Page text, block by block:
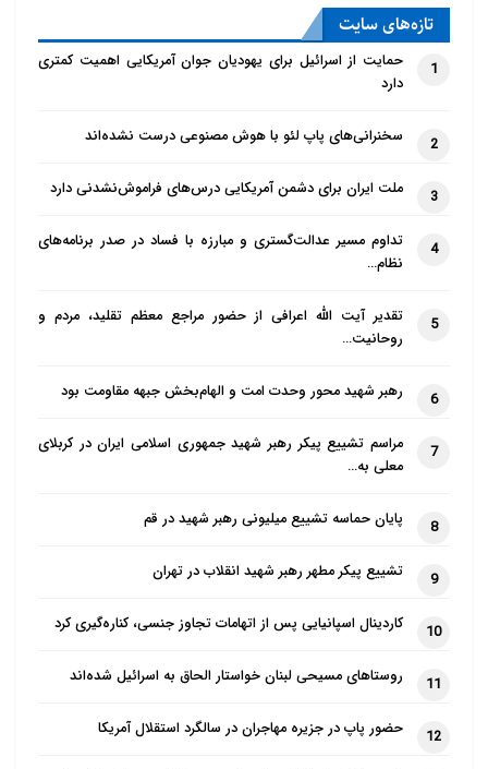
تازه‌‌های سایت
1
حمایت از اسرائیل برای یهودیان جوان آمریکایی اهمیت کمتری
دارد
2 سخنرانی‌های پاپ لئو با هوش مصنوعی درست نشده‌اند
3 ملت ایران برای دشمن آمریکایی درس‌های فراموش‌نشدنی دارد
4
تداوم مسیر عدالت‌گستری و مبارزه با فساد در صدر برنامه‌های
نظام…
5
تقدیر آیت الله اعرافی از حضور مراجع معظم تقلید، مردم و
روحانیت…
6 رهبر شهید محور وحدت امت و الهام‌بخش جبهه مقاومت بود
7
مراسم تشییع پیکر رهبر شهید جمهوری اسلامی ایران در کربلای
معلی به…
8 پایان حماسه تشییع میلیونی رهبر شهید در قم
9 تشییع پیکر مطهر رهبر شهید انقلاب در تهران
10 کاردینال اسپانیایی پس از اتهامات تجاوز جنسی، کناره‌گیری کرد
11 روستاهای مسیحی لبنان خواستار الحاق به اسرائیل شده‌اند
12 حضور پاپ در جزیره مهاجران در سالگرد استقلال آمریکا